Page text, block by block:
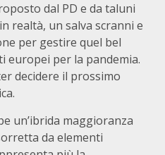
dal PD e da taluni
realtà, un salva scranni e
per gestire quel bel
europei per la pandemia.
decidere il prossimo
un’ibrida maggioranza
da elementi